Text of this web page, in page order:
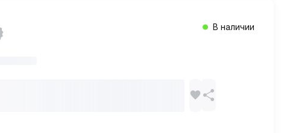
В наличии